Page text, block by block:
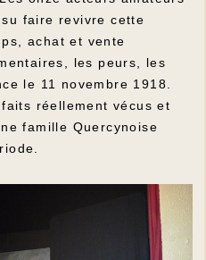
faire revivre cette
achat et vente
les peurs, les
le 11 novembre 1918.
réellement vécus et
famille Quercynoise